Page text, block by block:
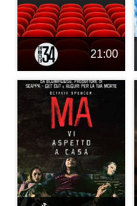
21:00